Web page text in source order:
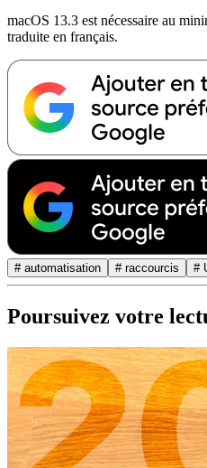
macOS 13.3 est nécessaire au
traduite en français.
# automatisation # raccourcis #
Poursuivez votre